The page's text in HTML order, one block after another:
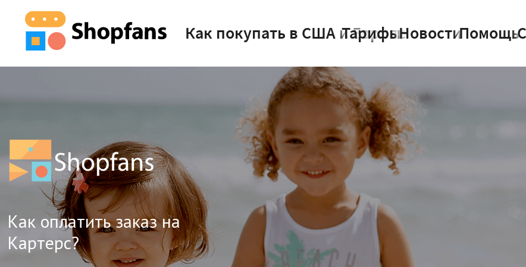
Как покупать в США и Европе
ТарифыНовостиПомощь
Как оплатить заказ на
Картерс?